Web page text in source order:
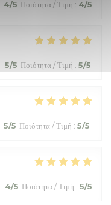
: 4/5 Ποιότητα / Τιμή : 4/5
: 5/5 Ποιότητα / Τιμή : 5/5
: 5/5 Ποιότητα / Τιμή : 5/5
: 4/5 Ποιότητα / Τιμή : 5/5